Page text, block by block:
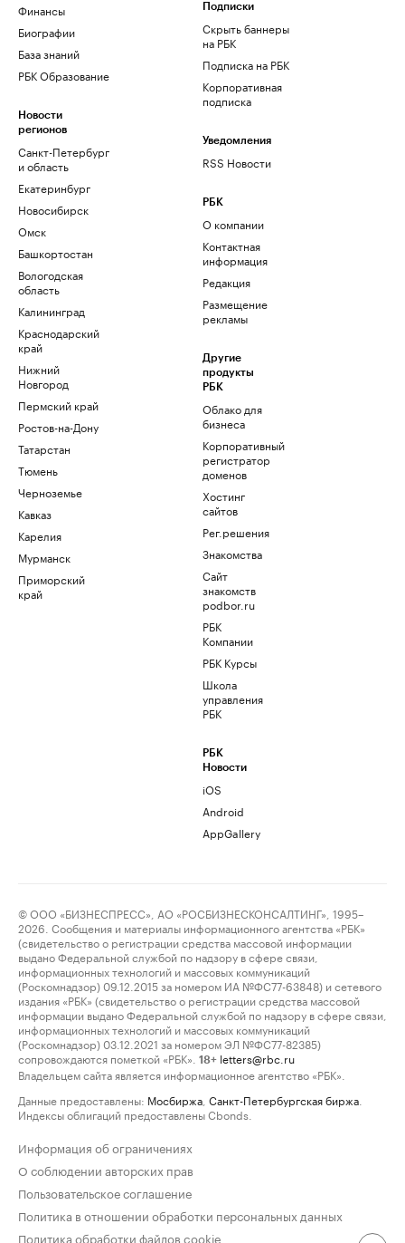
Финансы
Биографии
База знаний
РБК Образование
Новости
регионов
Санкт-Петербург
и область
Екатеринбург
Новосибирск
Омск
Башкортостан
Вологодская
область
Калининград
Краснодарский
край
Нижний
Новгород
Пермский край
Ростов-на-Дону
Татарстан
Тюмень
Черноземье
Кавказ
Карелия
Мурманск
Приморский
край
Подписки
Скрыть баннеры
на РБК
Подписка на РБК
Корпоративная
подписка
Уведомления
RSS Новости
РБК
О компании
Контактная
информация
Редакция
Размещение
рекламы
Другие
продукты
РБК
Облако для
бизнеса
Корпоративный
регистратор
доменов
Хостинг
сайтов
Рег.решения
Знакомства
Сайт
знакомств
podbor.ru
РБК
Компании
РБК Курсы
Школа
управления
РБК
РБК
Новости
iOS
Android
AppGallery
© ООО «БИЗНЕСПРЕСС», АО «РОСБИЗНЕСКОНСАЛТИНГ», 1995–
2026. Сообщения и материалы информационного агентства «РБК»
(свидетельство о регистрации средства массовой информации
выдано Федеральной службой по надзору в сфере связи,
информационных технологий и массовых коммуникаций
(Роскомнадзор) 09.12.2015 за номером ИА №ФС77-63848) и сетевого
издания «РБК» (свидетельство о регистрации средства массовой
информации выдано Федеральной службой по надзору в сфере связи,
информационных технологий и массовых коммуникаций
(Роскомнадзор) 03.12.2021 за номером ЭЛ №ФС77-82385)
сопровождаются пометкой «РБК».
18+ letters@rbc.ru
Владельцем сайта является информационное агентство «РБК».
Данные предоставлены: Мосбиржа Санкт-Петербургская биржа
Индексы облигаций предоставлены Cbonds.
Информация об ограничениях
О соблюдении авторских прав
Пользовательское соглашение
Политика в отношении обработки персональных данных
Политика обработки файлов cookie